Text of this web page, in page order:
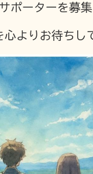
ポーターを募集
よりお待ちし